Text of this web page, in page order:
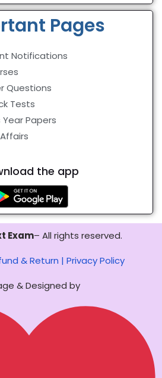
Pages
Notifications
Questions
Tests
Year Papers
the app
Exam– All rights reserved.
& Return | Privacy Policy
& Designed by